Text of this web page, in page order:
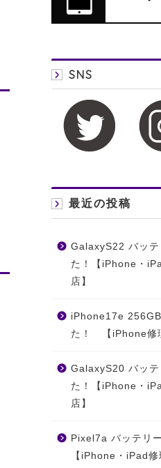
SNS
最近の投稿
GalaxyS22 バッテ
た！【iPhone・
店】
iPhone17e
た！ 【iPhone修
GalaxyS20 バッテ
た！【iPhone・
店】
Pixel7a バッテリ
【iPhone・iPad修